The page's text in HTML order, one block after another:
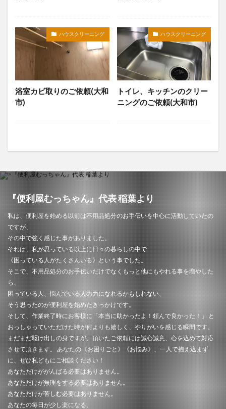
ハウスクリーニング
浴室カビ取りのご依頼(大和
市)
ハウスクリーニング
トイレ、キッチンのクリー
ニングのご依頼(大和市)
『便利屋むっちゃん』代表 稲葉より
私は、便利屋を始める以前は不用品処分のお手伝いを中心に活動していたの
ですが、
その中で強く感じた事がありました。
それは、私が思っている以上に日々の暮らしの中で
《困っている人がたくさんいる》という事でした。
そこで、不用品処分のお手伝いだけでなくもっと他にもやれる事を増やした
ら、
困っている人、悩んでいる人の力になれるかもしれない、
そう思ったのが便利屋を始めたきっかけです。
そして、作業終了時にお客様に「本当に助かったよ！頼んで良かった！」 と
おっしゃっていただけた時が何よりも嬉しく、やりがいを感じる瞬間です。
まだまだ駆け出しの身ですが、頂いたご依頼には誠心誠意、心を込めて対応
させて頂きます。 あなたの《お困りごと》《お悩み》、一人で抱え込まず
に、ぜひ私どもにご相談ください！
あなただけががんばる必要はありません。
あなただけが無理をする必要はありません。
あなただけが苦しむ必要はありません。
あなたの毎日が少し楽になる、